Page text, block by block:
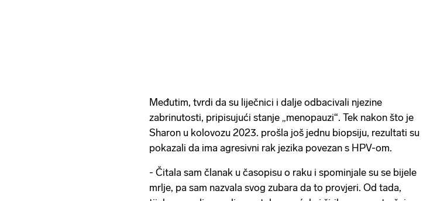
Međutim, tvrdi da su liječnici i dalje odbacivali njezine
zabrinutosti, pripisujući stanje „menopauzi“. Tek nakon što je
Sharon u kolovozu 2023. prošla još jednu biopsiju, rezultati su
pokazali da ima agresivni rak jezika povezan s HPV-om.
- Čitala sam članak u časopisu o raku i spominjale su se bijele
mrlje, pa sam nazvala svog zubara da to provjeri. Od tada,